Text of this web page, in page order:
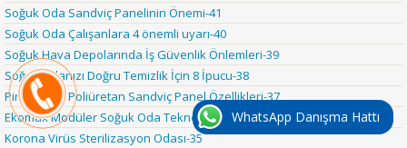
Soğuk Oda Sandviç Panelinin Önemi-41
Soğuk Oda Çalışanlara 4 önemli uyarı-40
Soğuk Hava Depolarında İş Güvenlik Önlemleri-39
Soğuk Odanızı Doğru Temizlik İçin 8 İpucu-38
Pir and Pur Poliüretan Sandviç Panel Özellikleri-37
Ekomax Modüler Soğuk Oda Teknolojisi-36
Korona Virüs Sterilizasyon Odası-35
WhatsApp Danışma Hattı